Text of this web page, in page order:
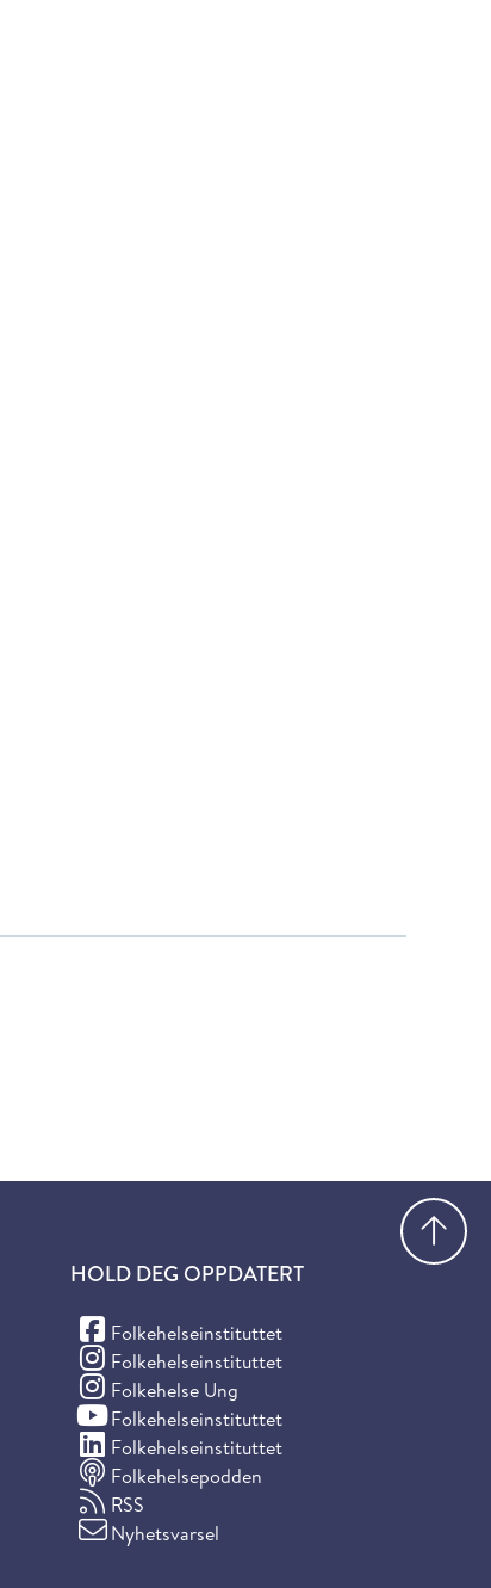
HOLD DEG OPPDATERT
Folkehelseinstituttet
(Facebook)
Folkehelseinstituttet
(Instagram)
Folkehelse Ung
(Instagram)
Folkehelseinstituttet
(YouTube)
Folkehelseinstituttet
(LinkedIn)
Folkehelsepodden
RSS
Nyhetsvarsel